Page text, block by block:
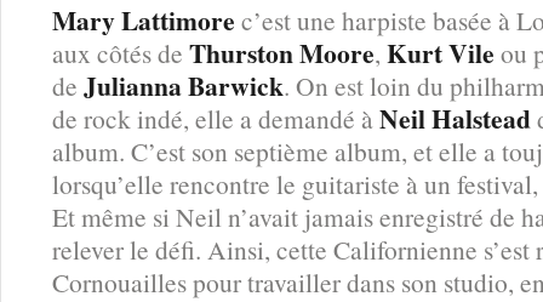
Mary Lattimore c’est une harpiste basée à
aux côtés de Thurston Moore, Kurt Vile ou
de Julianna Barwick. On est loin du
de rock indé, elle a demandé àNeil Halstead
album. C’est son septième album, et elle a
lorsqu’elle rencontre le guitariste à un
Et même si Neil n’avait jamais enregistré de
relever le défi. Ainsi, cette Californienne s’est
Cornouailles pour travailler dans son studio,